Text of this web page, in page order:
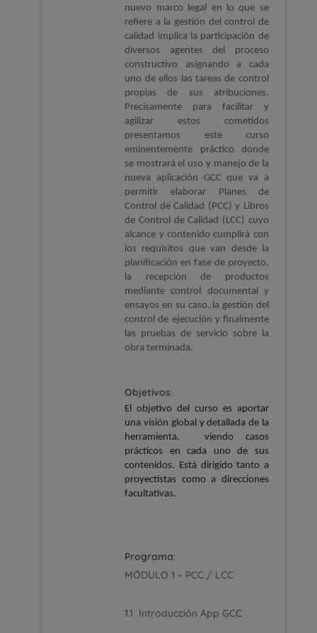
nuevo marco legal en lo que se
refiere a la gestión del control de
calidad implica la participación de
diversos agentes del proceso
constructivo asignando a cada
uno de ellos las tareas de control
propias de sus atribuciones.
Precisamente para facilitar y
agilizar estos cometidos
presentamos este curso
eminentemente práctico donde
se mostrará el uso y manejo de la
nueva aplicación GCC que va a
permitir elaborar Planes de
Control de Calidad (PCC) y Libros
de Control de Calidad (LCC) cuyo
alcance y contenido cumplirá con
los requisitos que van desde la
planificación en fase de proyecto,
la recepción de productos
mediante control documental y
ensayos en su caso, la gestión del
control de ejecución y finalmente
las pruebas de servicio sobre la
obra terminada.
Objetivos:
El objetivo del curso es aportar
una visión global y detallada de la
herramienta, viendo casos
prácticos en cada uno de sus
contenidos. Está dirigido tanto a
proyectistas como a direcciones
facultativas.
Programa:
MÓDULO1 – PCC / LCC
1.1 Introducción AppGCC